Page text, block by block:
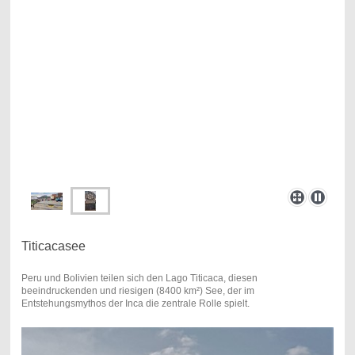
Titicacasee
Peru und Bolivien teilen sich den Lago Titicaca, diesen
beeindruckenden und riesigen (8400 km²) See, der im
Entstehungsmythos der Inca die zentrale Rolle spielt.